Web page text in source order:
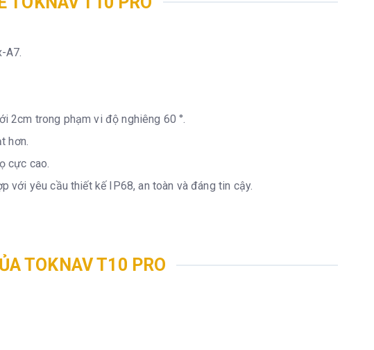
A7.
2cm trong phạm vi độ nghiêng 60 °.
hơn.
cực cao.
với yêu cầu thiết kế IP68, an toàn và đáng tin cậy.
TOKNAV T10 PRO